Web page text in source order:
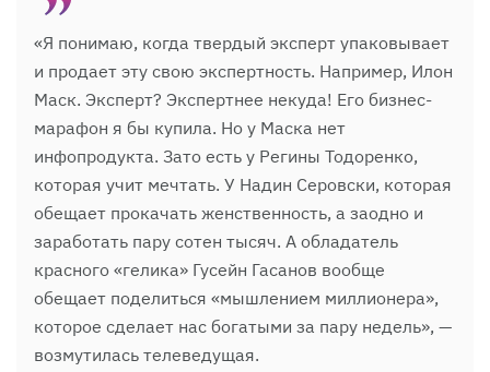
«Я понимаю, когда твердый эксперт упаковывает
и продает эту свою экспертность. Например, Илон
Маск. Эксперт? Экспертнее некуда! Его бизнес-
марафон я бы купила. Но у Маска нет
инфопродукта. Зато есть у Регины Тодоренко,
которая учит мечтать. У Надин Серовски, которая
обещает прокачать женственность, а заодно и
заработать пару сотен тысяч. А обладатель
красного «гелика» Гусейн Гасанов вообще
обещает поделиться «мышлением миллионера»,
которое сделает нас богатыми за пару недель», —
возмутилась телеведущая.